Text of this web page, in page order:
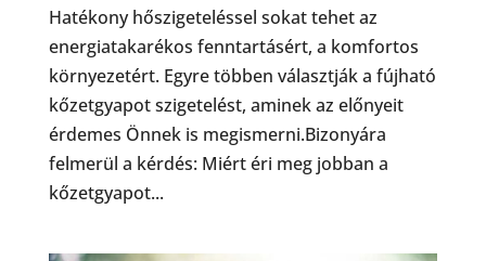
Hatékony hőszigeteléssel sokat tehet az
energiatakarékos fenntartásért, a komfortos
környezetért. Egyre többen választják a fújható
kőzetgyapot szigetelést, aminek az előnyeit
érdemes Önnek is megismerni.Bizonyára
felmerül a kérdés: Miért éri meg jobban a
kőzetgyapot...